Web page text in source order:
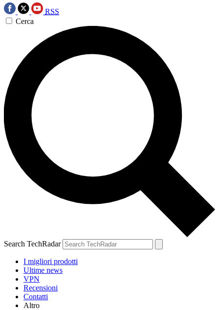
RSS
Cerca
Search TechRadar
I migliori prodotti
Ultime news
VPN
Recensioni
Contatti
Altro